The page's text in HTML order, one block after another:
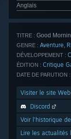
Anglais
TITRE : Good
GENRE : Aventure,
DÉVELOPPEMENT :
ÉDITION : Critique
DATE DE PARUTION :
Visiter le site Web
Discord
Voir l'historique
Lire les actualités